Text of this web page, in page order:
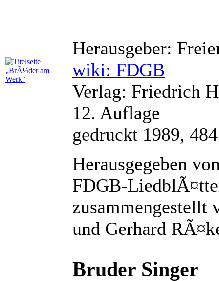
Herausgeber:
wiki: FDGB
Verlag: Friedrich
12. Auflage
gedruckt 1989,
Herausgegeben
FDGB-
und Gerhard
Bruder Singer